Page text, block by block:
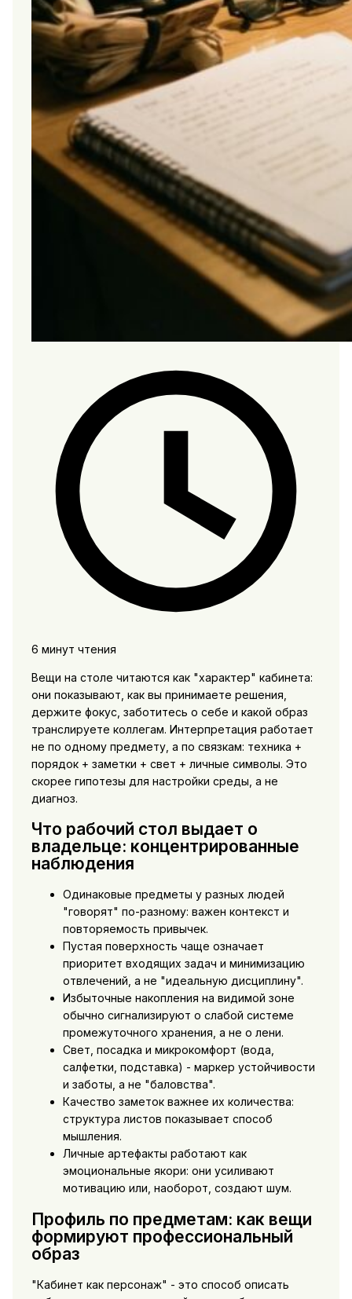
6 минут чтения
Вещи на столе читаются как "характер" кабинета:
они показывают, как вы принимаете решения,
держите фокус, заботитесь о себе и какой образ
транслируете коллегам. Интерпретация работает
не по одному предмету, а по связкам: техника +
порядок + заметки + свет + личные символы. Это
скорее гипотезы для настройки среды, а не
диагноз.
Что рабочий стол выдает о
владельце: концентрированные
наблюдения
Одинаковые предметы у разных людей
"говорят" по-разному: важен контекст и
повторяемость привычек.
Пустая поверхность чаще означает
приоритет входящих задач и минимизацию
отвлечений, а не "идеальную дисциплину".
Избыточные накопления на видимой зоне
обычно сигнализируют о слабой системе
промежуточного хранения, а не о лени.
Свет, посадка и микрокомфорт (вода,
салфетки, подставка) - маркер устойчивости
и заботы, а не "баловства".
Качество заметок важнее их количества:
структура листов показывает способ
мышления.
Личные артефакты работают как
эмоциональные якори: они усиливают
мотивацию или, наоборот, создают шум.
Профиль по предметам: как вещи
формируют профессиональный
образ
"Кабинет как персонаж" - это способ описать